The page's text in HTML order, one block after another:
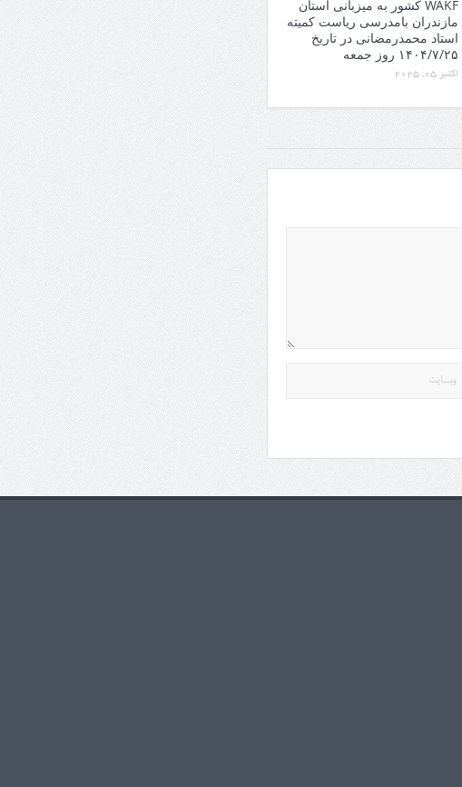
WAKF کشور به میزبانی استان
مازندران بامدرسی ریاست کمیته
استاد محمدرمضانی در تاریخ
۱۴۰۴/۷/۲۵ روز جمعه
اکتبر 05, 2025